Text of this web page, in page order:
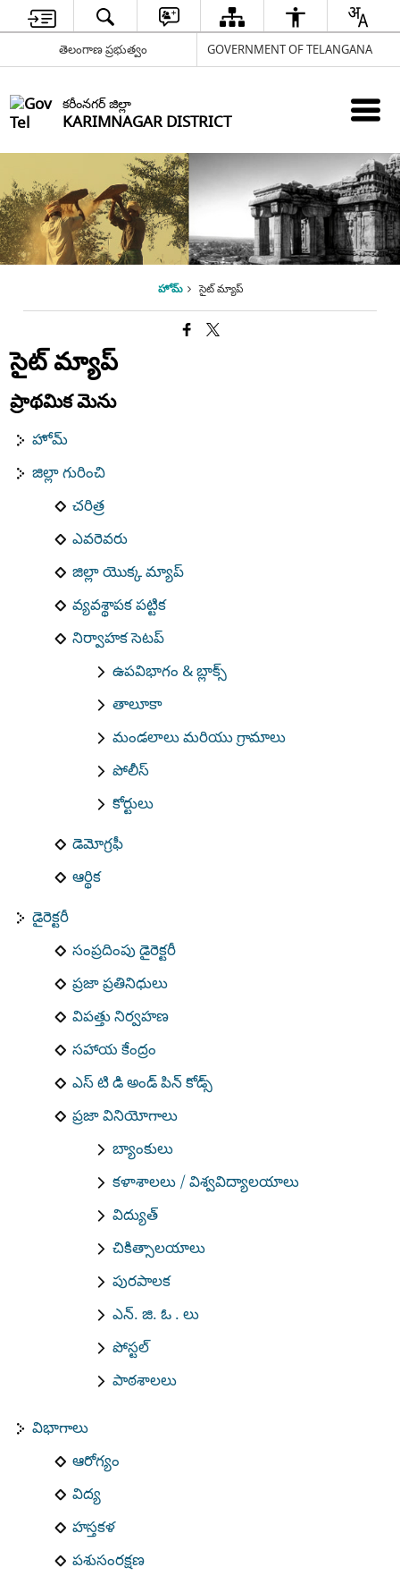
తెలంగాణ ప్రభుత్వం GOVERNMENT OF TELANGANA
కరీంనగర్ జిల్లా
KARIMNAGAR DISTRICT
హోమ్ సైట్ మ్యాప్
సైట్ మ్యాప్
ప్రాథమిక మెను
హోమ్
జిల్లా గురించి
చరిత్ర
ఎవరెవరు
జిల్లా యొక్క మ్యాప్
వ్యవశ్థాపక పట్టిక
నిర్వాహక సెటప్
ఉపవిభాగం & బ్లాక్స్
తాలూకా
మండలాలు మరియు గ్రామాలు
పోలీస్
కోర్టులు
డెమోగ్రఫీ
ఆర్థిక
డైరెక్టరీ
సంప్రదింపు డైరెక్టరీ
ప్రజా ప్రతినిధులు
విపత్తు నిర్వహణ
సహాయ కేంద్రం
ఎస్ టి డి అండ్ పిన్ కోడ్స్
ప్రజా వినియోగాలు
బ్యాంకులు
కళాశాలలు / విశ్వవిద్యాలయాలు
విద్యుత్
చికిత్సాలయాలు
పురపాలక
ఎన్. జి. ఓ . లు
పోస్టల్
పాఠశాలలు
విభాగాలు
ఆరోగ్యం
విద్య
హస్తకళ
పశుసంరక్షణ